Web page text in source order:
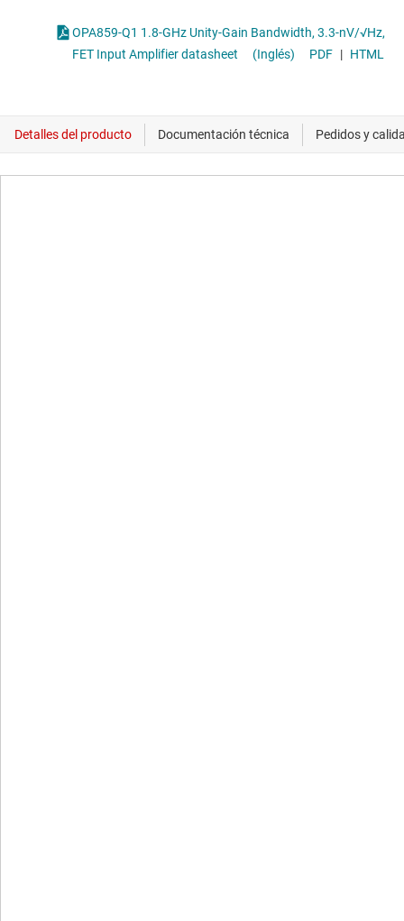
OPA859-Q1 1.8-GHz Unity-Gain Bandwidth, 3.3-nV/√Hz,
FET Input Amplifier datasheet
(Inglés) PDF | HTML